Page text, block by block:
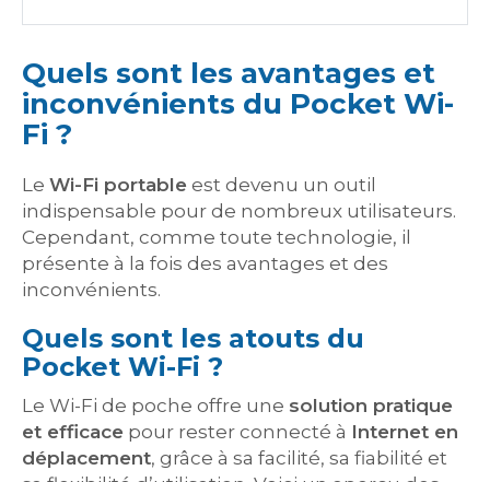
Quels sont les avantages et
inconvénients du Pocket Wi-
Fi ?
Le Wi-Fi portable est devenu un outil
indispensable pour de nombreux utilisateurs.
Cependant, comme toute technologie, il
présente à la fois des avantages et des
inconvénients.
Quels sont les atouts du
Pocket Wi-Fi ?
Le Wi-Fi de poche offre une solution pratique
et efficace pour rester connecté à Internet en
déplacement, grâce à sa facilité, sa fiabilité et